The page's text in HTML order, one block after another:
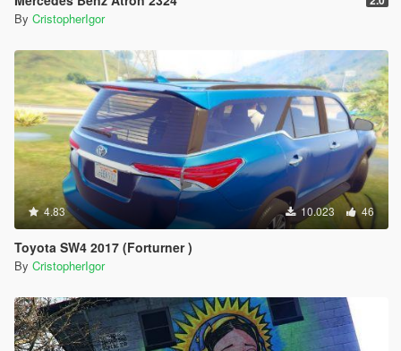
By CristopherIgor
4.83 10.023 46
Toyota SW4 2017 (Forturner )
By CristopherIgor